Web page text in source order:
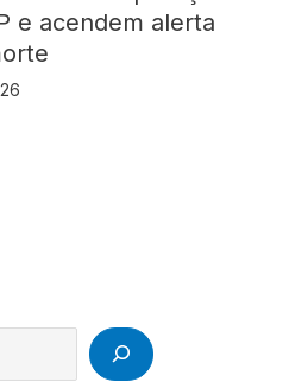
e acendem alerta